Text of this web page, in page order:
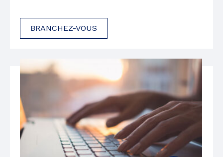
BRANCHEZ-VOUS